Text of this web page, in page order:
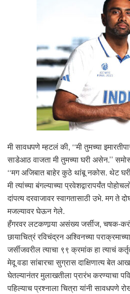
मी सावधपणे म्हटलं की, ‘‘मी तुमच्या
साडेआठ वाजता मी तुमच्या घरी असेन.’’
‘‘मग अजिबात बाहेर कुठे थांबू नकोस. थेट
मी त्यांच्या बंगल्याच्या प्रवेशद्वारापर्यंत
दांपत्य दरवाजावर स्वागतासाठी उभे. मग ते
मजल्यावर घेऊन गेले.
हँगरवर लटकणार्‍या असंख्य जर्सीज, चषक-
छायाचित्रं रविचंद्रन अश्विनच्या
जर्सीजवरील त्याचा ९९ क्रमांक हा त्याचं
मेदू वडा सांबारचा सुग्रास दाक्षिणात्य बेत
घेतल्यानंतर मुलाखतीला प्रारंभ करण्याचा
पहिल्याच प्रश्नाला चित्रा यांनी सावधपणे